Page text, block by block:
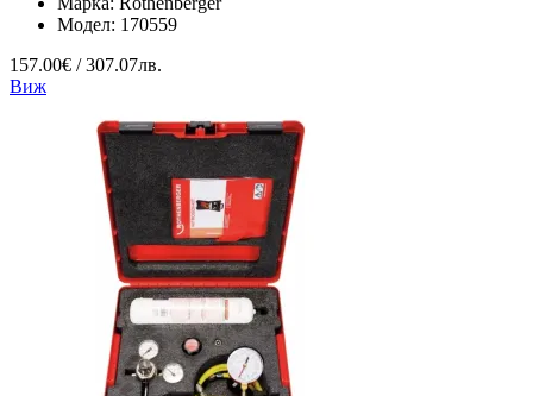
Модел: 170559
157.00€ / 307.07лв.
Виж